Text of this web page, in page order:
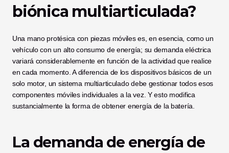
biónica multiarticulada?
Una mano protésica con piezas móviles es, en esencia, como un
vehículo con un alto consumo de energía; su demanda eléctrica
variará considerablemente en función de la actividad que realice
en cada momento. A diferencia de los dispositivos básicos de un
solo motor, un sistema multiarticulado debe gestionar todos esos
componentes móviles individuales a la vez. Y esto modifica
sustancialmente la forma de obtener energía de la batería.
La demanda de energía de